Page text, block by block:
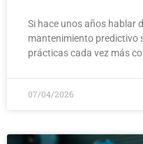
Si hace unos años hablar
mantenimiento predictivo
prácticas cada vez más
07/04/2026